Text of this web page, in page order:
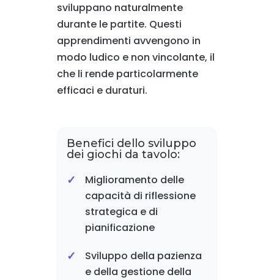
sviluppano naturalmente
durante le partite. Questi
apprendimenti avvengono in
modo ludico e non vincolante, il
che li rende particolarmente
efficaci e duraturi.
Benefici dello sviluppo
dei giochi da tavolo:
Miglioramento delle
capacità di riflessione
strategica e di
pianificazione
Sviluppo della pazienza
e della gestione della